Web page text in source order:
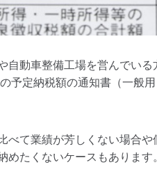
自動車整備工場を営んでい
予定納税額の通知書（一般
べて業績が芳しくない場合
たくないケースもあります